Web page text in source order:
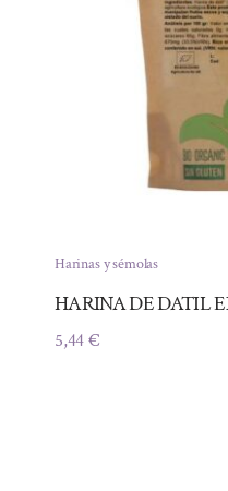
Harinas y sémolas
HARINA DE DATIL
5,44€